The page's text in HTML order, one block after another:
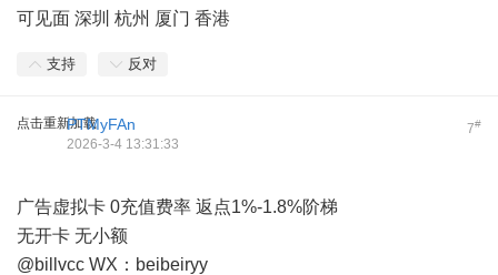
可见面 深圳 杭州 厦门 香港
支持 反对
点击重新加载 7#
PTMyFAn
2026-3-4 13:31:33
广告虚拟卡 0充值费率 返点1%-1.8%阶梯
无开卡 无小额
@billvcc WX：beibeiryy